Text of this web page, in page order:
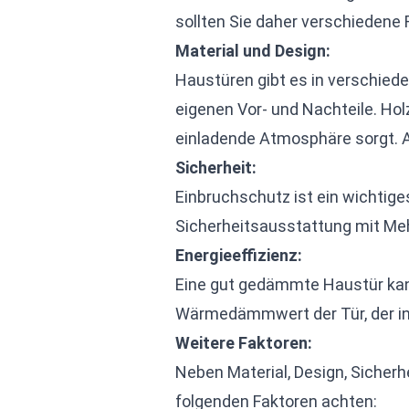
sollten Sie daher
Material und Design:
Haustüren gibt es in
eigenen Vor- und Nachteile.
einladende Atmosphäre sorgt.
Sicherheit:
Einbruchschutz ist ein
Sicherheitsausstattung mit
Energieeffizienz:
Eine gut gedämmte Haustür
Wärmedämmwert der Tür, der
Weitere Faktoren:
Neben Material, Design,
folgenden Faktoren achten: